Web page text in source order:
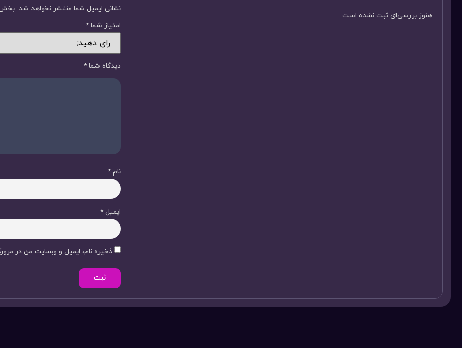
هنوز بررسی‌ای ثبت نشده است.
نشانی ایمیل شما منتشر نخواهد شد.
امتیاز شما *
دیدگاه شما *
نام *
ایمیل *
ذخیره نام، ایمیل و وبسایت من در